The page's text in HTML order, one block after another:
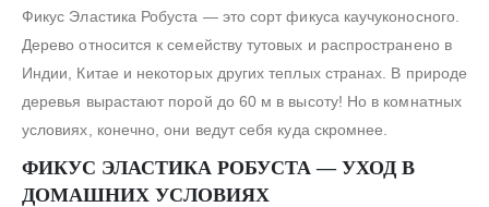
Фикус Эластика Робуста — это сорт фикуса каучуконосного.
Дерево относится к семейству тутовых и распространено в
Индии, Китае и некоторых других теплых странах. В природе
деревья вырастают порой до 60 м в высоту! Но в комнатных
условиях, конечно, они ведут себя куда скромнее.
ФИКУС ЭЛАСТИКА РОБУСТА — УХОД В
ДОМАШНИХ УСЛОВИЯХ